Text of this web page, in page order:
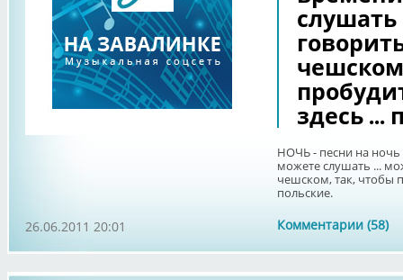
здесь ...
НОЧЬ - песни на ночь
можете слушать ...
чешском, так, чтобы
польские.
Комментарии (58)
26.06.2011 20:01